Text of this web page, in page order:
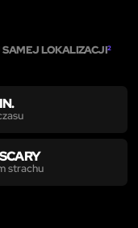
LOKALIZACJI2
strachu